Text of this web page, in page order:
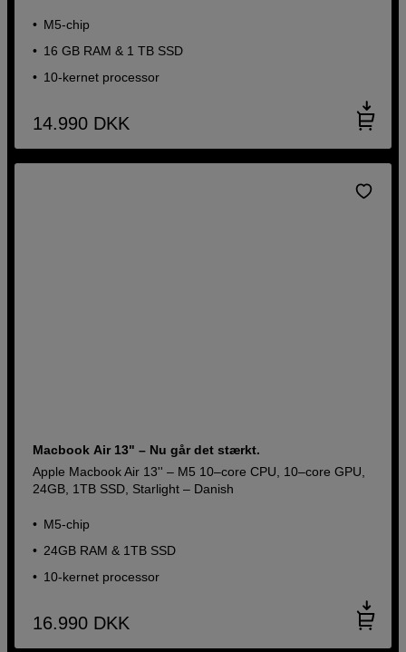
M5-chip
16 GB RAM & 1 TB SSD
10-kernet processor
14.990 DKK
Macbook Air 13" – Nu går det stærkt.
Apple Macbook Air 13'' – M5 10–core CPU, 10–core GPU,
24GB, 1TB SSD, Starlight – Danish
M5-chip
24GB RAM & 1TB SSD
10-kernet processor
16.990 DKK